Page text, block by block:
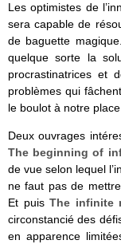
Les optimistes de
sera capable de
de baguette
quelque sorte la
procrastinatrices et
problèmes qui
le boulot à notre
Deux ouvrages
The beginning of
de vue selon lequel
ne faut pas de
Et puisThe infinite
circonstancié des
en apparence